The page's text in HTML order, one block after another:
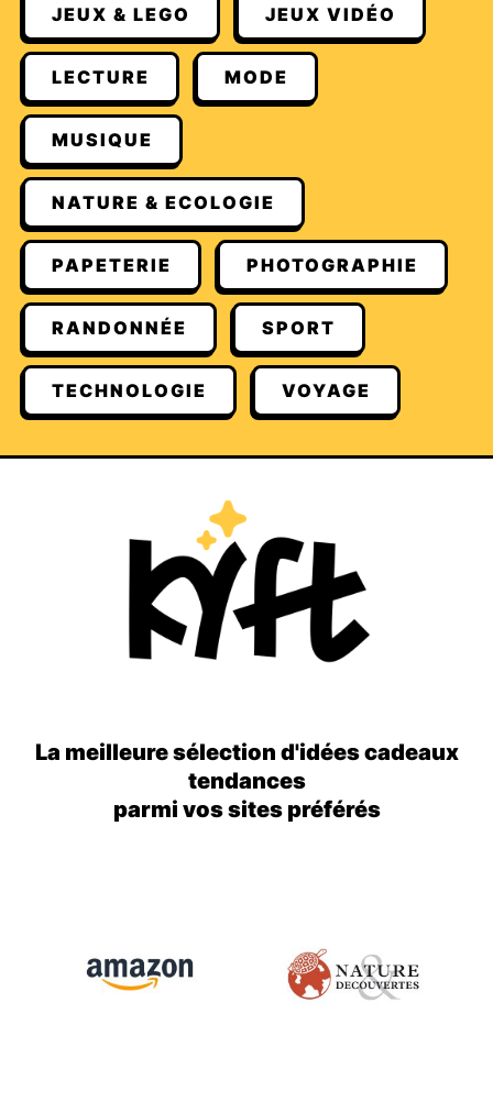
JEUX & LEGO JEUX VIDÉO
LECTURE MODE
MUSIQUE
NATURE & ECOLOGIE
PAPETERIE PHOTOGRAPHIE
RANDONNÉE SPORT
TECHNOLOGIE VOYAGE
La meilleure sélection d'idées cadeaux
tendances
parmi vos sites préférés